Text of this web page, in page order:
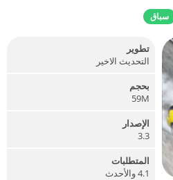
سباق
تطوير
التحديث الاخير
بحجم
59M
الإصدار
3.3
المتطلبات
4.1 والأحدث